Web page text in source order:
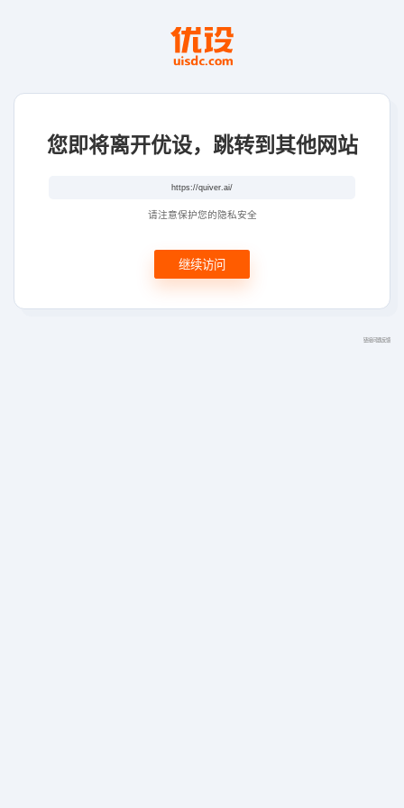
您即将离开优设，跳转到其他网站
请注意保护您的隐私安全
继续访问
链接问题反馈